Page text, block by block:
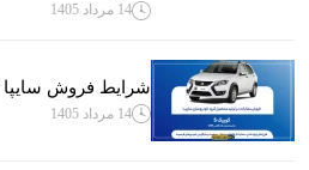
14 مرداد 1405
شرایط فروش سایپا +
14 مرداد 1405